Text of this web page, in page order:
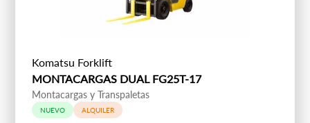
Komatsu Forklift
MONTACARGAS DUAL FG25T-17
Montacargas y Transpaletas
NUEVO ALQUILER